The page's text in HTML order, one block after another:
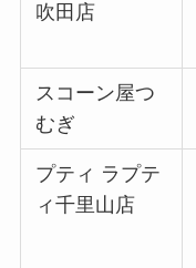
吹田店
スコーン屋つ
むぎ
プティ ラプテ
ィ千里山店